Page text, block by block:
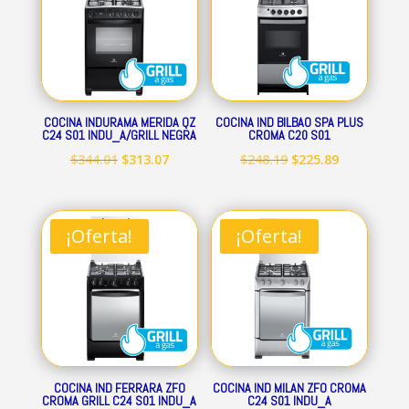
COCINA INDURAMA MERIDA QZ
C24 S01 INDU_A/GRILL NEGRA
$344.01 El
original
era:
$344.01.
$313.07El
actual
COCINA IND BILBAO SPA PLUS
CROMA C20 S01
$248.19 El
original
era:
$248.19.
$225.89El
actual
¡Oferta!
COCINA IND FERRARA ZFO
CROMA GRILL C24 S01 INDU_A
¡Oferta!
COCINA IND MILAN ZFO CROMA
C24 S01 INDU_A